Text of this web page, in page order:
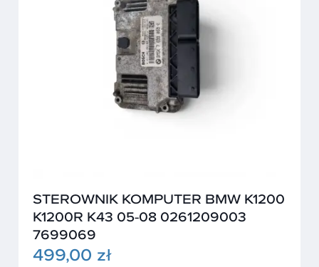
STEROWNIK KOMPUTER BMW K1200
K1200R K43 05-08 0261209003
7699069
499,00 zł